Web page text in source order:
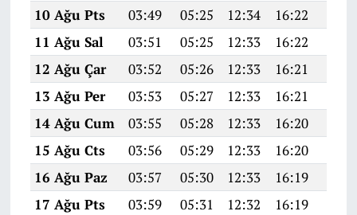
10 Ağu Pts
03:49 05:25 12:34 16:22
11 Ağu Sal
03:51 05:25 12:33 16:22
12 Ağu Çar
03:52 05:26 12:33 16:21
13 Ağu Per
03:53 05:27 12:33 16:21
14 Ağu Cum
03:55 05:28 12:33 16:20
15 Ağu Cts
03:56 05:29 12:33 16:20
16 Ağu Paz
03:57 05:30 12:33 16:19
17 Ağu Pts
03:59 05:31 12:32 16:19